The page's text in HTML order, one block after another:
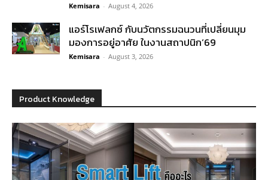
Kemisara - August 4, 2026
แอร์โรเฟลกซ์ กับนวัตกรรมฉนวนที่เปลี่ยนมุม
มองการอยู่อาศัย ในงานสถาปนิก’69
Kemisara - August 3, 2026
Product Knowledge